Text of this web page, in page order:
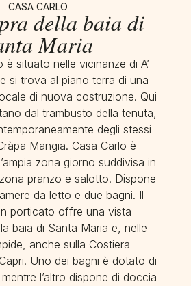
CASA CARLO
della baia di
Maria
è situato nelle vicinanze di A’
si trova al piano terra di una
di nuova costruzione. Qui
dal trambusto della tenuta,
degli stessi
Mangia. Casa Carlo è
zona giorno suddivisa in
pranzo e salotto. Dispone
da letto e due bagni. Il
porticato offre una vista
baia di Santa Maria e, nelle
anche sulla Costiera
Uno dei bagni è dotato di
l’altro dispone di doccia